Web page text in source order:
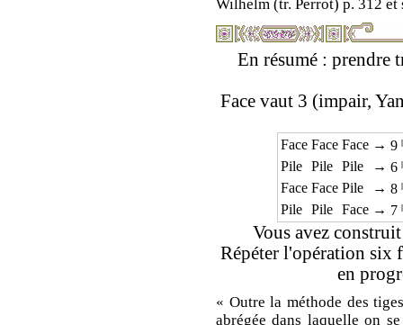
Wilhelm (tr. Perrot) p. 312 et
En résumé : prendre
Face vaut 3 (impair,
Face Face Face → 9
Pile
Pile Pile → 6
Face Face Pile → 8
Pile
Pile Face → 7
Vous avez
Répéter l'opération six
en
« Outre la méthode des
abrégée dans laquelle on